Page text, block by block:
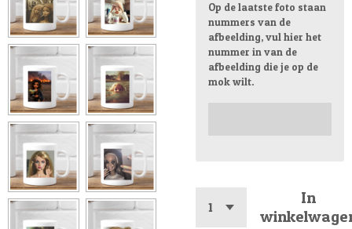
Op de laatste foto staan
nummers van de
afbeelding, vul hier het
nummer in van de
afbeelding die je op de
mok wilt.
In